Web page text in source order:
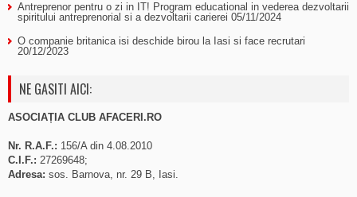
Antreprenor pentru o zi in IT! Program educational in vederea dezvoltarii
spiritului antreprenorial si a dezvoltarii carierei 05/11/2024
O companie britanica isi deschide birou la Iasi si face recrutari
20/12/2023
NE GASITI AICI:
ASOCIAȚIA CLUB AFACERI.RO
Nr. R.A.F.: 156/A din 4.08.2010
C.I.F.: 27269648;
Adresa: sos. Barnova, nr. 29 B, Iasi.